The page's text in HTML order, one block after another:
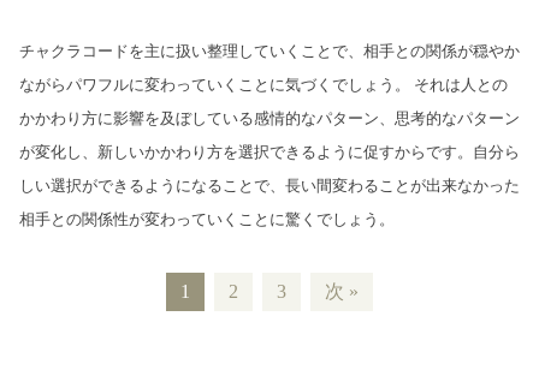
チャクラコードを主に扱い整理していくことで、相手との関係が穏やか
ながらパワフルに変わっていくことに気づくでしょう。 それは人との
かかわり方に影響を及ぼしている感情的なパターン、思考的なパターン
が変化し、新しいかかわり方を選択できるように促すからです。自分ら
しい選択ができるようになることで、長い間変わることが出来なかった
相手との関係性が変わっていくことに驚くでしょう。
1 2 3 次 »